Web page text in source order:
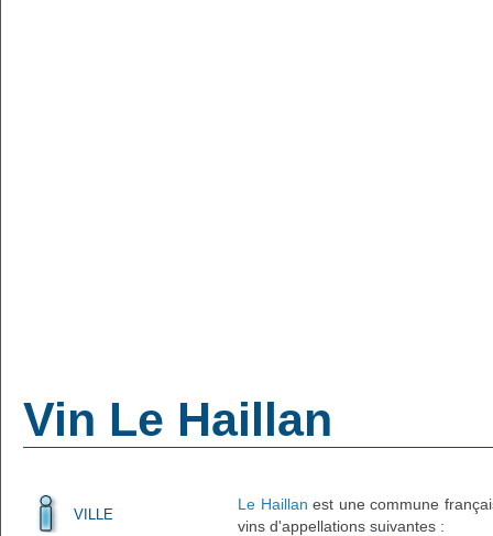
Vin Le Haillan
VILLE
Le Haillan est une commune
vins d'appellations suivantes :